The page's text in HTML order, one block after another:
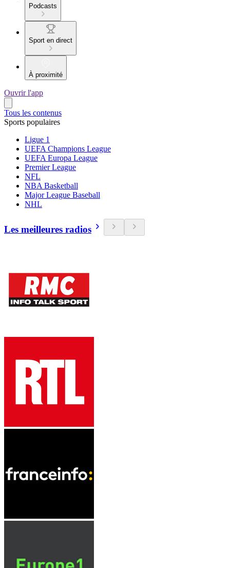
Podcasts
Sport en direct
À proximité
Ouvrir l'app
Tous les contenus
Sports populaires
Ligue 1
UEFA Champions League
UEFA Europa League
Premier League
NFL
NBA Basketball
Major League Baseball
NHL
Les meilleures radios